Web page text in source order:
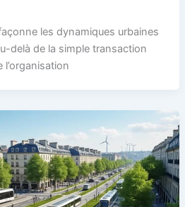
les dynamiques urbaines
delà de la simple transaction
l’organisation